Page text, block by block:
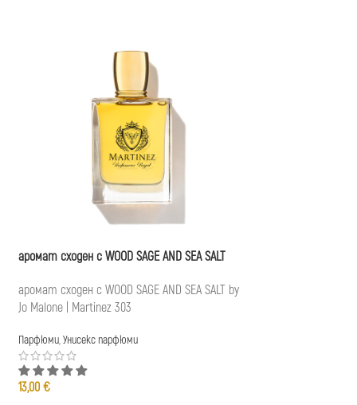
аромат сходен с WOOD SAGE AND SEA SALT
аромат сходен с WOOD SAGE AND SEA SALT by
Jo Malone | Martinez 303
Парфюми,Унисекс парфюми
13,00 €